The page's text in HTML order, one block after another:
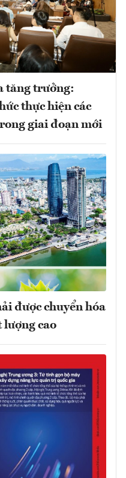
tăng trưởng:
thực hiện các
giai đoạn mới
được chuyển hóa
lượng cao